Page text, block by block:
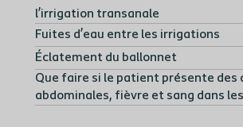
l’irrigation transanale
Fuites d’eau entre les irrigations
Éclatement du ballonnet
Que faire si le patient présente des
abdominales, fièvre et sang dans